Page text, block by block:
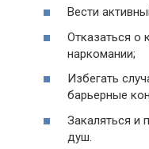
Вести
Отказаться о
наркомании;
Избегать
барьерные
Закаляться и
душ.